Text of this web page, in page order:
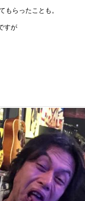
もらったことも。
すが